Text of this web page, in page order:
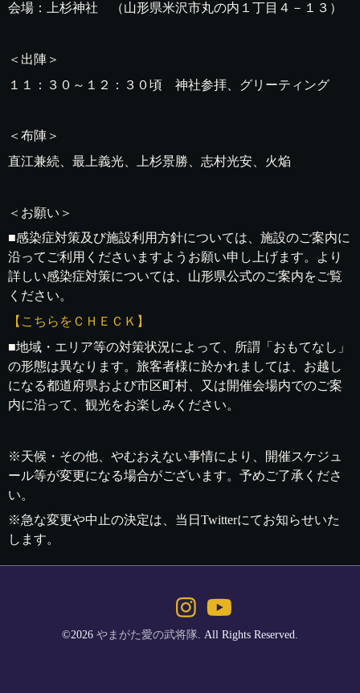
会場：上杉神社 （山形県米沢市丸の内１丁目４－１３）
＜出陣＞
１１：３０～１２：３０頃 神社参拝、グリーティング
＜布陣＞
直江兼続、最上義光、上杉景勝、志村光安、火焔
＜お願い＞
■感染症対策及び施設利用方針については、施設のご案内に
沿ってご利用くださいますようお願い申し上げます。より
詳しい感染症対策については、山形県公式のご案内をご覧
ください。
【こちらをＣＨＥＣＫ】
■地域・エリア等の対策状況によって、所謂「おもてなし」
の形態は異なります。旅客者様に於かれましては、お越し
になる都道府県および市区町村、又は開催会場内でのご案
内に沿って、観光をお楽しみください。
※天候・その他、やむおえない事情により、開催スケジュ
ール等が変更になる場合がございます。予めご了承くださ
い。
※急な変更や中止の決定は、当日Twitterにてお知らせいた
します。
©2026 やまがた愛の武将隊. All Rights Reserved.